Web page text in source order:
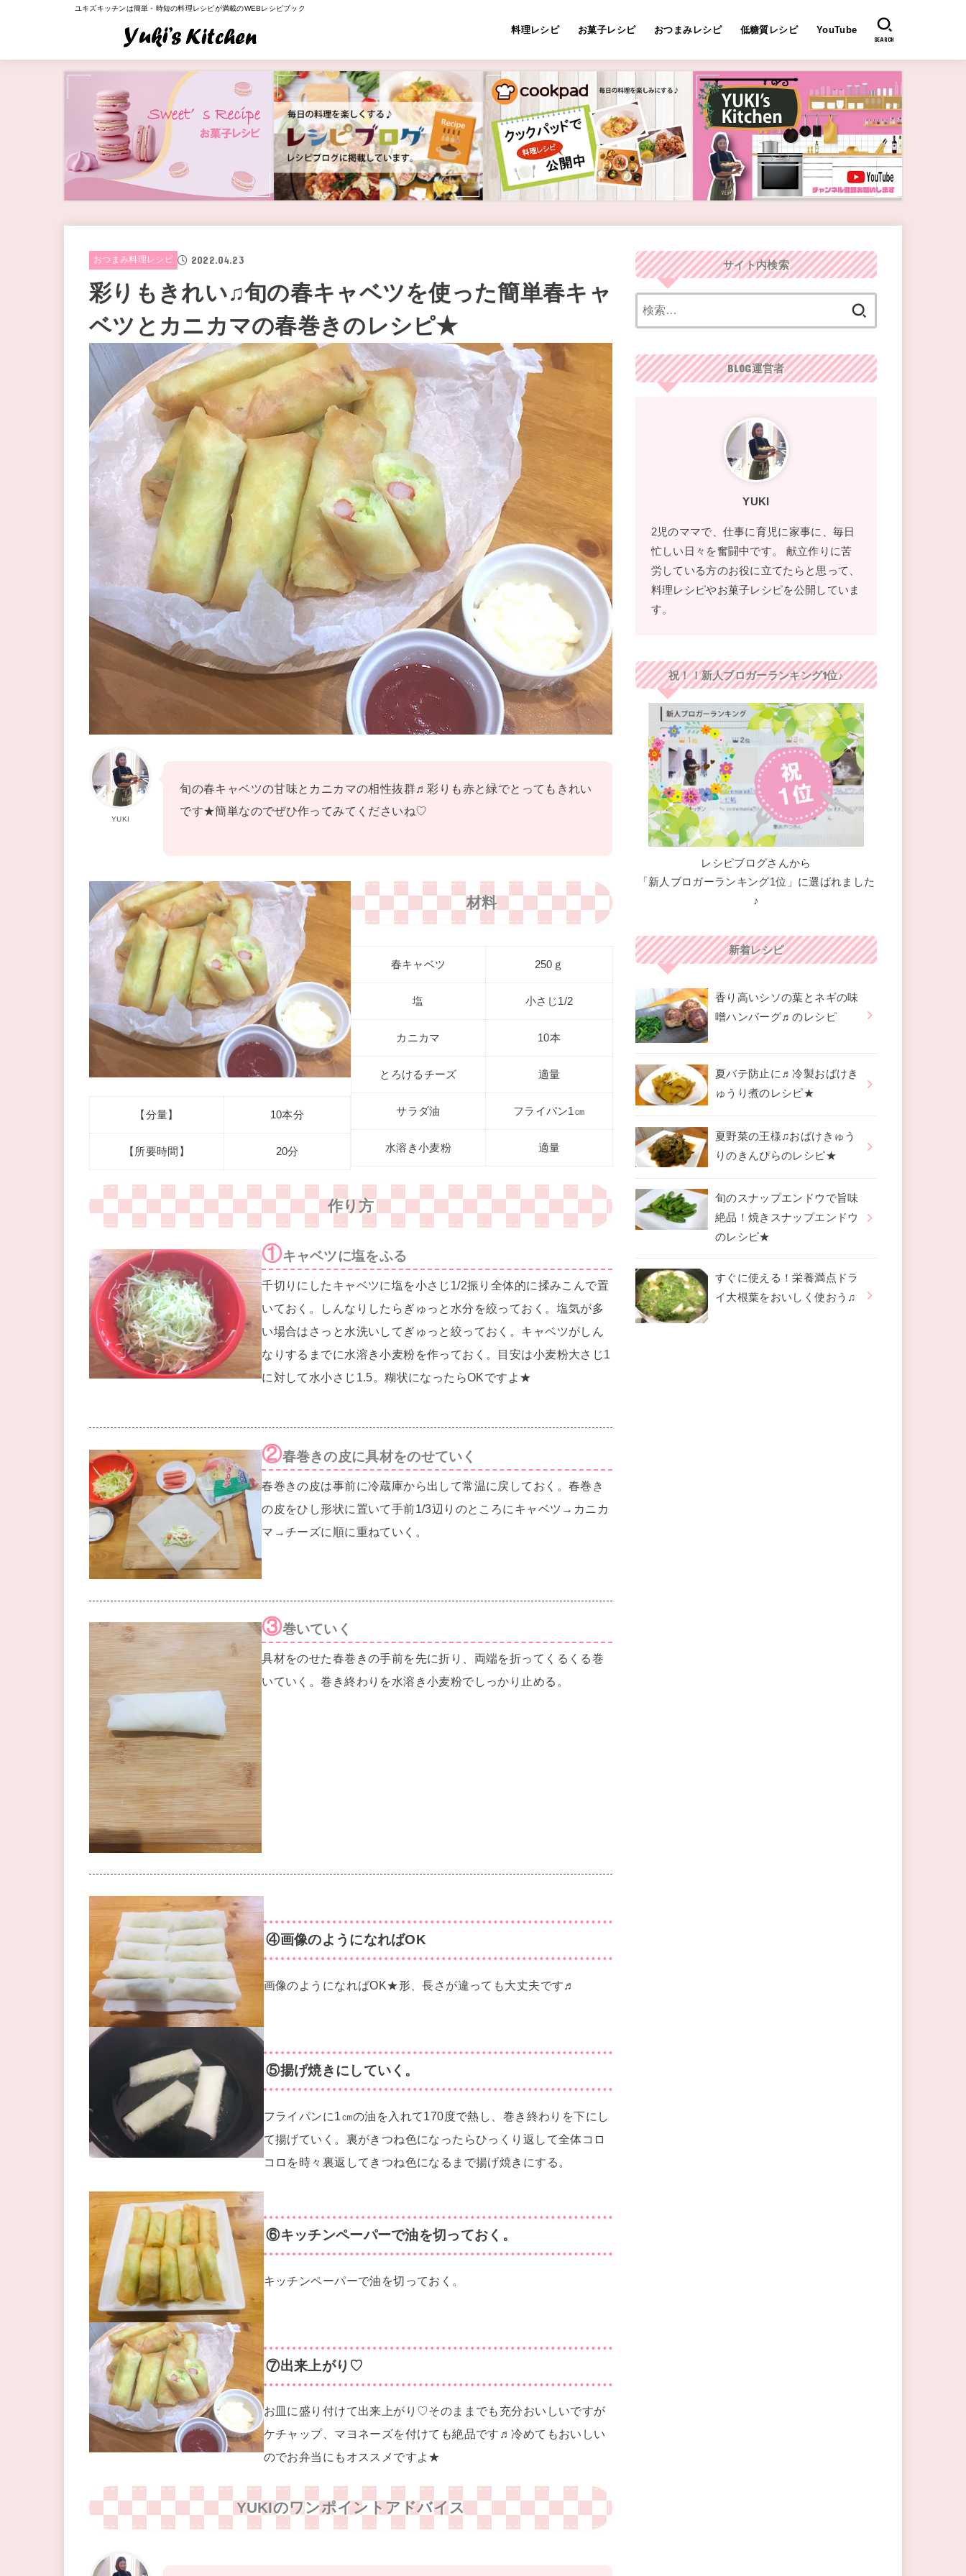
ユキズキッチンは簡単・時短の料理レシピが満載のWEBレシピブック
料理レシピ お菓子レシピ おつまみレシピ 低糖質レシピ YouTube
SEARCH
おつまみ料理レシピ 2022.04.23
彩りもきれい♫旬の春キャベツを使った簡単春キャ
ベツとカニカマの春巻きのレシピ★
YUKI
旬の春キャベツの甘味とカニカマの相性抜群♬彩りも赤と緑でとってもきれい
です★簡単なのでぜひ作ってみてくださいね♡
【分量】 10本分
【所要時間】 20分
材料
春キャベツ 250ｇ
塩 小さじ1/2
カニカマ 10本
とろけるチーズ 適量
サラダ油 フライパン1㎝
水溶き小麦粉 適量
作り方
①キャベツに塩をふる
千切りにしたキャベツに塩を小さじ1/2振り全体的に揉みこんで置
いておく。しんなりしたらぎゅっと水分を絞っておく。塩気が多
い場合はさっと水洗いしてぎゅっと絞っておく。キャベツがしん
なりするまでに水溶き小麦粉を作っておく。目安は小麦粉大さじ1
に対して水小さじ1.5。糊状になったらOKですよ★
②春巻きの皮に具材をのせていく
春巻きの皮は事前に冷蔵庫から出して常温に戻しておく。春巻き
の皮をひし形状に置いて手前1/3辺りのところにキャベツ→カニカ
マ→チーズに順に重ねていく。
③巻いていく
具材をのせた春巻きの手前を先に折り、両端を折ってくるくる巻
いていく。巻き終わりを水溶き小麦粉でしっかり止める。
④画像のようになればOK
画像のようになればOK★形、長さが違っても大丈夫です♬
⑤揚げ焼きにしていく。
フライパンに1㎝の油を入れて170度で熱し、巻き終わりを下にし
て揚げていく。裏がきつね色になったらひっくり返して全体コロ
コロを時々裏返してきつね色になるまで揚げ焼きにする。
⑥キッチンペーパーで油を切っておく。
キッチンペーパーで油を切っておく。
⑦出来上がり♡
お皿に盛り付けて出来上がり♡そのままでも充分おいしいですが
ケチャップ、マヨネーズを付けても絶品です♬冷めてもおいしい
のでお弁当にもオススメですよ★
YUKIのワンポイントアドバイス
サイト内検索
BLOG運営者
YUKI
2児のママで、仕事に育児に家事に、毎日
忙しい日々を奮闘中です。 献立作りに苦
労している方のお役に立てたらと思って、
料理レシピやお菓子レシピを公開していま
す。
祝！！新人ブロガーランキング1位♪
レシピブログさんから
「新人ブロガーランキング1位」に選ばれました
♪
新着レシピ
香り高いシソの葉とネギの味
噌ハンバーグ♬のレシピ
夏バテ防止に♬冷製おばけき
ゅうり煮のレシピ★
夏野菜の王様♫おばけきゅう
りのきんぴらのレシピ★
旬のスナップエンドウで旨味
絶品！焼きスナップエンドウ
のレシピ★
すぐに使える！栄養満点ドラ
イ大根葉をおいしく使おう♫